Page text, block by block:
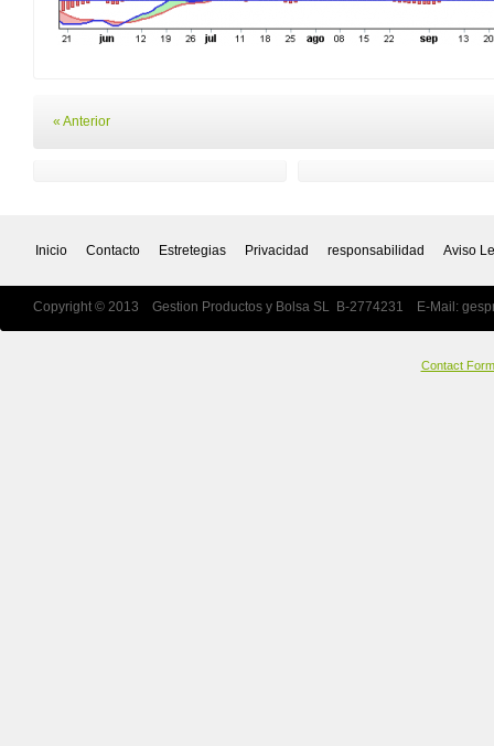
« Anterior
Inicio Contacto Estretegias Privacidad responsabilidad Aviso
Copyright © 2013 Gestion Productos y Bolsa SL B-2774231 E-Mail:
Contact Form